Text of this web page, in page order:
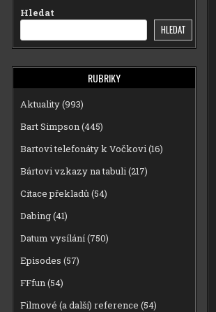
Hledat
HLEDAT
RUBRIKY
Aktuality(993)
Bart Simpson(445)
Bartovi telefonáty k Vočkovi(16)
Bártovi vzkazy na tabuli(217)
Citace překladů(54)
Dabing(41)
Datum vysílání(750)
Episodes (57)
FFfun(54)
Filmové (a další) reference (54)